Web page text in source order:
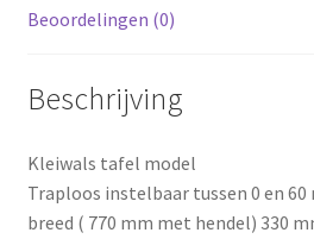
Beoordelingen (0)
Beschrijving
Kleiwals tafel model
Traploos instelbaar tussen 0 en 60
breed ( 770 mm met hendel) 330